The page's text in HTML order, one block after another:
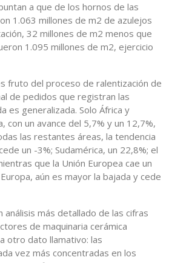
a que de los hornos de las
1.063 millones de m2 de azulejos
32 millones de m2 menos que
1.095 millones de m2, ejercicio
fruto del proceso de ralentización de
de pedidos que registran las
es generalizada. Solo África y
con un avance del 5,7% y un 12,7%,
las restantes áreas, la tendencia
un -3%; Sudamérica, un 22,8%; el
que la Unión Europea cae un
aún es mayor la bajada y cede
análisis más detallado de las cifras
de maquinaria cerámica
otro dato llamativo: las
vez más concentradas en los